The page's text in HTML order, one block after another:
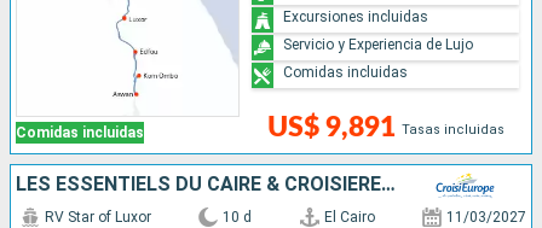
Comidas incluidas US$ 9,891 Tasas incluidas
Excursiones incluidas
Servicio y Experiencia de Lujo
Comidas incluidas
LES ESSENTIELS DU CAIRE & CROISIÈRE SUR LE NIL : SUR LA TERRE DES PHARAONS
RV Star of Luxor 10 d El Cairo 11/03/2027